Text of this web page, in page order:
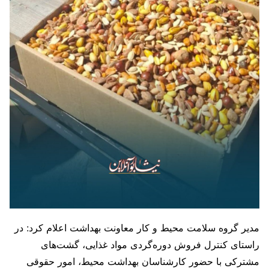
مدیر گروه سلامت محیط و کار معاونت بهداشت اعلام کرد: در
راستای کنترل فروش دوره‌گردی مواد غذایی، گشت‌های
مشترکی با حضور کارشناسان بهداشت محیط، امور حقوقی